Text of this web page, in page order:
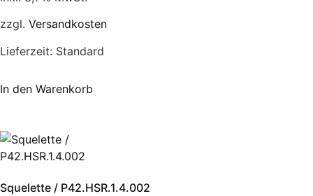
zzgl. Versandkosten
Lieferzeit: Standard
In den Warenkorb
Squelette / P42.HSR.1.4.002